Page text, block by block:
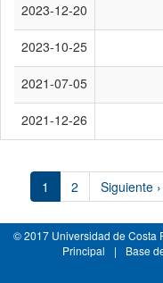
2023-12-20
2023-10-25
2021-07-05
2021-12-26
1 2 Siguiente ›
© 2017 Universidad de Costa
Principal
| Base